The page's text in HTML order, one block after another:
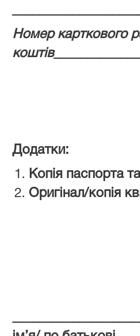
Номер карткового
Додатки:
Копія паспорта
Оригінал/копія